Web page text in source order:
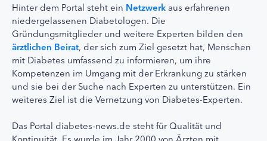
Hinter dem Portal steht ein Netzwerk aus erfahrenen
niedergelassenen Diabetologen. Die
Gründungsmitglieder und weitere Experten bilden den
ärztlichen Beirat, der sich zum Ziel gesetzt hat, Menschen
mit Diabetes umfassend zu informieren, um ihre
Kompetenzen im Umgang mit der Erkrankung zu stärken
und sie bei der Suche nach Experten zu unterstützen. Ein
weiteres Ziel ist die Vernetzung von Diabetes-Experten.
Das Portal diabetes-news.de steht für Qualität und